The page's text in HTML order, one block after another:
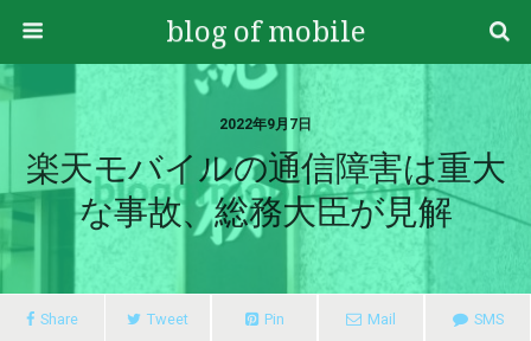
blog of mobile
2022年9月7日
楽天モバイルの通信障害は重大
な事故、総務大臣が見解
Share Tweet Pin Mail SMS